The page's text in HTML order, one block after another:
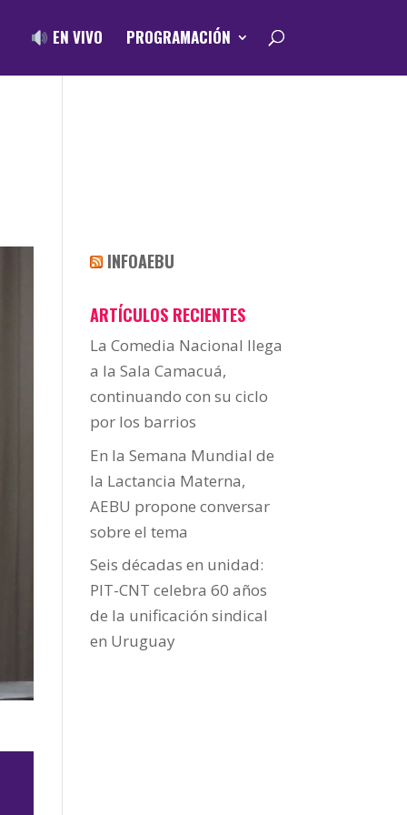
EN VIVO PROGRAMACIÓN
INFOAEBU
ARTÍCULOS RECIENTES
La Comedia Nacional llega
a la Sala Camacuá,
continuando con su ciclo
por los barrios
En la Semana Mundial de
la Lactancia Materna,
AEBU propone conversar
sobre el tema
Seis décadas en unidad:
PIT-CNT celebra 60 años
de la unificación sindical
en Uruguay